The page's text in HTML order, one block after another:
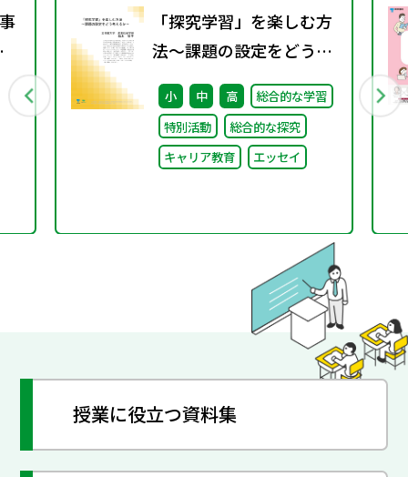
「探究学習」を楽しむ方
法～課題の設定をどう考
えるか～
小 中 高
総合的な学習
特別活動
総合的な探究
キャリア教育
エッセイ
授業に役立つ資料集